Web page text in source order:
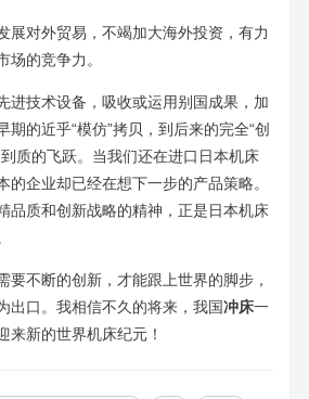
对外贸易，不竭加大海外投资，有力
场的竞争力。
技术设备，吸收或运用别国成果，加
期的近乎“模仿”拷贝，到后来的完全“创
质的飞跃。当我们还在进口日本机床
的企业却已经在想下一步的产品策略。
品质和创新战略的精神，正是日本机床
不断的创新，才能跟上世界的脚步，
出口。我相信不久的将来，我国冲床一
来新的世界机床纪元！